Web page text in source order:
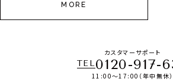
MORE
カスタマーサポート
TEL0120-917-
11:00～17:00（年中無休）